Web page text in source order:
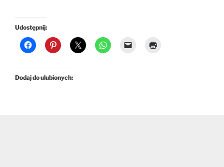
Udostępnij:
Dodaj do ulubionych: